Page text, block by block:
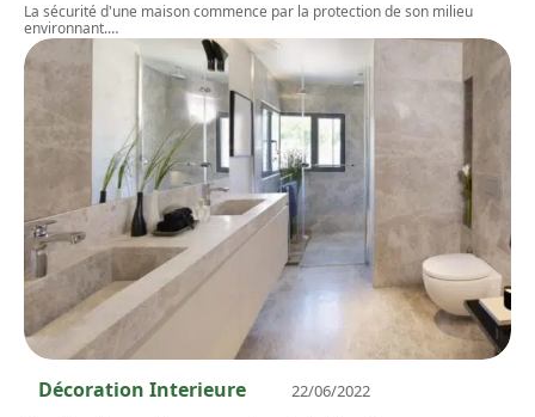
La sécurité d'une maison commence par la protection de son milieu
environnant.…
Décoration Interieure 22/06/2022